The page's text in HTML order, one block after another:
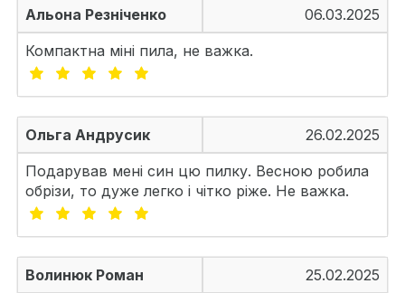
Альона Резніченко
06.03.2025
Компактна міні пила, не важка.
Ольга Андрусик
26.02.2025
Подарував мені син цю пилку. Весною робила
обрізи, то дуже легко і чітко ріже. Не важка.
Волинюк Роман
25.02.2025